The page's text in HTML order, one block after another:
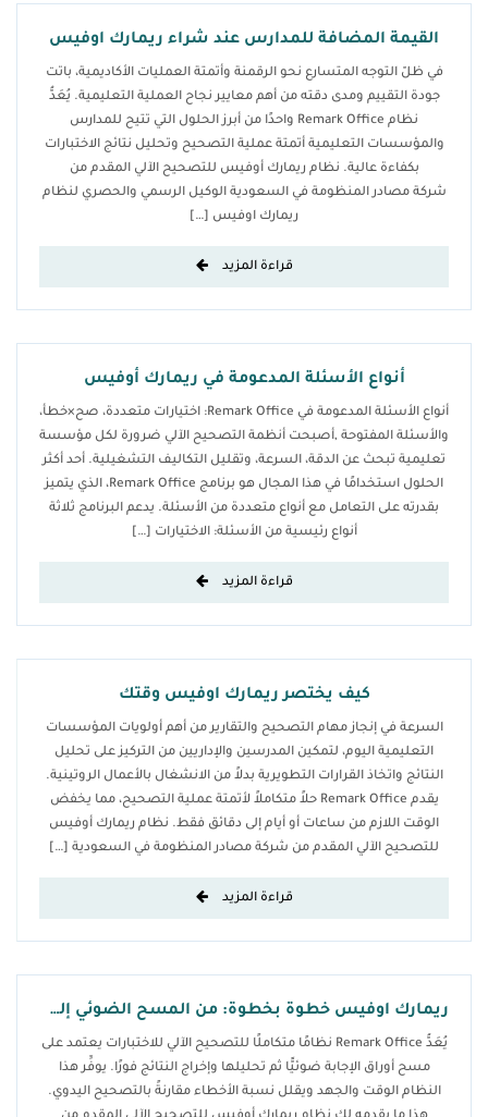
القيمة المضافة للمدارس عند شراء ريمارك اوفيس
في ظلّ التوجه المتسارع نحو الرقمنة وأتمتة العمليات الأكاديمية، باتت
جودة التقييم ومدى دقته من أهم معايير نجاح العملية التعليمية. يُعَدُّ
نظام Remark Office واحدًا من أبرز الحلول التي تتيح للمدارس
والمؤسسات التعليمية أتمتة عملية التصحيح وتحليل نتائج الاختبارات
بكفاءة عالية. نظام ريمارك أوفيس للتصحيح الآلي المقدم من
شركة مصادر المنظومة في السعودية الوكيل الرسمي والحصري لنظام
ريمارك اوفيس […]
قراءة المزيد
أنواع الأسئلة المدعومة في ريمارك أوفيس
أنواع الأسئلة المدعومة في Remark Office: اختيارات متعددة، صح×خطأ،
والأسئلة المفتوحة ,أصبحت أنظمة التصحيح الآلي ضرورة لكل مؤسسة
تعليمية تبحث عن الدقة، السرعة، وتقليل التكاليف التشغيلية. أحد أكثر
الحلول استخدامًا في هذا المجال هو برنامج Remark Office، الذي يتميز
بقدرته على التعامل مع أنواع متعددة من الأسئلة. يدعم البرنامج ثلاثة
أنواع رئيسية من الأسئلة: الاختيارات […]
قراءة المزيد
كيف يختصر ريمارك اوفيس وقتك
السرعة في إنجاز مهام التصحيح والتقارير من أهم أولويات المؤسسات
التعليمية اليوم، لتمكين المدرسين والإداريين من التركيز على تحليل
النتائج واتخاذ القرارات التطويرية بدلاً من الانشغال بالأعمال الروتينية.
يقدم Remark Office حلاً متكاملاً لأتمتة عملية التصحيح، مما يخفض
الوقت اللازم من ساعات أو أيام إلى دقائق فقط. نظام ريمارك أوفيس
للتصحيح الآلي المقدم من شركة مصادر المنظومة في السعودية […]
قراءة المزيد
ريمارك اوفيس خطوة بخطوة: من المسح الضوئي إلى النتائج الفورية
يُعَدُّ Remark Office نظامًا متكاملًا للتصحيح الآلي للاختبارات يعتمد على
مسح أوراق الإجابة ضوئيًّا ثم تحليلها وإخراج النتائج فورًا. يوفِّر هذا
النظام الوقت والجهد ويقلل نسبة الأخطاء مقارنةً بالتصحيح اليدوي.